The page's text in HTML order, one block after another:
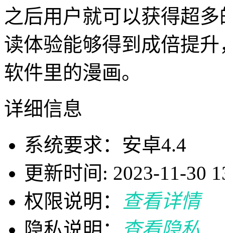
之后用户就可以获得超
读体验能够得到成倍提
软件里的漫画。
详细信息
系统要求：安卓4.4
更新时间: 2023-11-30
权限说明：
查看详情